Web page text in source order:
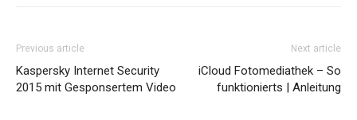
Previous article
Kaspersky Internet Security
2015 mit Gesponsertem Video
Next article
iCloud Fotomediathek – So
funktionierts | Anleitung